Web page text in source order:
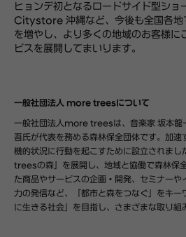
ヒョンデ初となるロードサイド型シ
Citystore 沖縄など、今後も全国各
を増やし、より多くの地域のお客様に
ビスを展開してまいります。
一般社団法人 more treesについて
一般社団法人more treesは、音楽家 坂本龍
吾氏が代表を務める森林保全団体です。加速
機的状況に行動を起こすために設立されま
treesの森」を展開し、地域と協働で森林保
た商品やサービスの企画・開発、セミナー
力の発信など、「都市と森をつなぐ」をキー
に生きる社会」を目指し、さまざまな取り組